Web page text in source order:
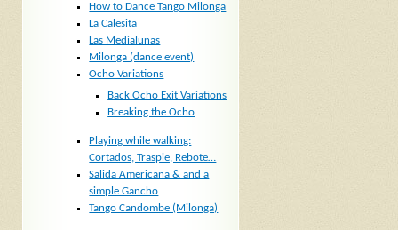
How to Dance Tango Milonga
La Calesita
Las Medialunas
Milonga (dance event)
Ocho Variations
Back Ocho Exit Variations
Breaking the Ocho
Playing while walking:
Cortados, Traspie, Rebote…
Salida Americana & and a
simple Gancho
Tango Candombe (Milonga)